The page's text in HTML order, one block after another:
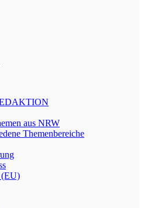
aus NRW
Themenbereiche